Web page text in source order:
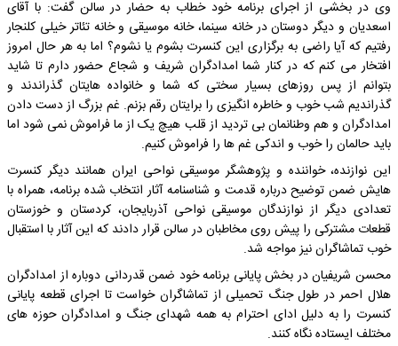
وی در بخشی از اجرای برنامه خود خطاب به حضار در سالن گفت: با آقای
اسعدیان و دیگر دوستان در خانه سینما، خانه موسیقی و خانه تئاتر خیلی کلنجار
رفتیم که آیا راضی به برگزاری این کنسرت بشوم یا نشوم؟ اما به هر حال امروز
افتخار می کنم که در کنار شما امدادگران شریف و شجاع حضور دارم تا شاید
بتوانم از پس روزهای بسیار سختی که شما و خانواده هایتان گذراندند و
گذراندیم شب خوب و خاطره انگیزی را برایتان رقم بزنم. غم بزرگ از دست دادن
امدادگران و هم وطنانمان بی تردید از قلب هیچ یک از ما فراموش نمی شود اما
باید حالمان را خوب و اندکی غم ها را فراموش کنیم.
این نوازنده، خواننده و پژوهشگر موسیقی نواحی ایران همانند دیگر کنسرت
هایش ضمن توضیح درباره قدمت و شناسنامه آثار انتخاب شده برنامه، همراه با
تعدادی دیگر از نوازندگان موسیقی نواحی آذربایجان، کردستان و خوزستان
قطعات مشترکی را پیش روی مخاطبان در سالن قرار دادند که این آثار با استقبال
خوب تماشاگران نیز مواجه شد.
محسن شریفیان در بخش پایانی برنامه خود ضمن قدردانی دوباره از امدادگران
هلال احمر در طول جنگ تحمیلی از تماشاگران خواست تا اجرای قطعه پایانی
کنسرت را به دلیل ادای احترام به همه شهدای جنگ و امدادگران حوزه های
مختلف ایستاده نگاه کنند.